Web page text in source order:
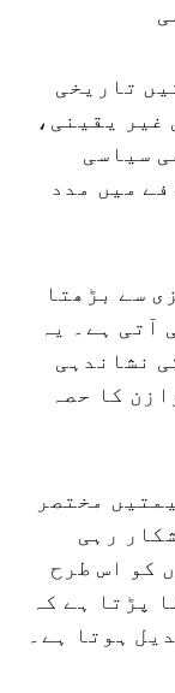
تاریخی
غیر یقینی،
سیاسی
میں مدد
سے بڑھتا
آتی ہے۔ یہ
نشاندہی
کا حصہ
مختصر
رہی
کو اس طرح
پڑتا ہے کہ
ہوتا ہے۔